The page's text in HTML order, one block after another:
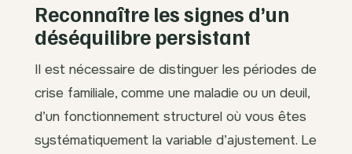
Reconnaître les signes d’un
déséquilibre persistant
Il est nécessaire de distinguer les périodes de
crise familiale, comme une maladie ou un deuil,
d’un fonctionnement structurel où vous êtes
systématiquement la variable d’ajustement. Le